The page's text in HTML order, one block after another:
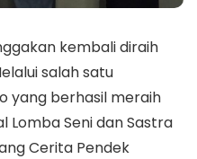
kembali diraih
salah satu
yang berhasil meraih
Lomba Seni dan Sastra
Cerita Pendek